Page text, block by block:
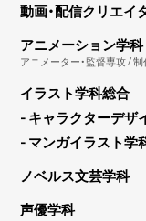
動画・配信クリエイ
アニメーション学科
アニメーター・監督専攻 /
イラスト学科総合
- キャラクターデザ
- マンガイラスト学
ノベルス文芸学科
声優学科